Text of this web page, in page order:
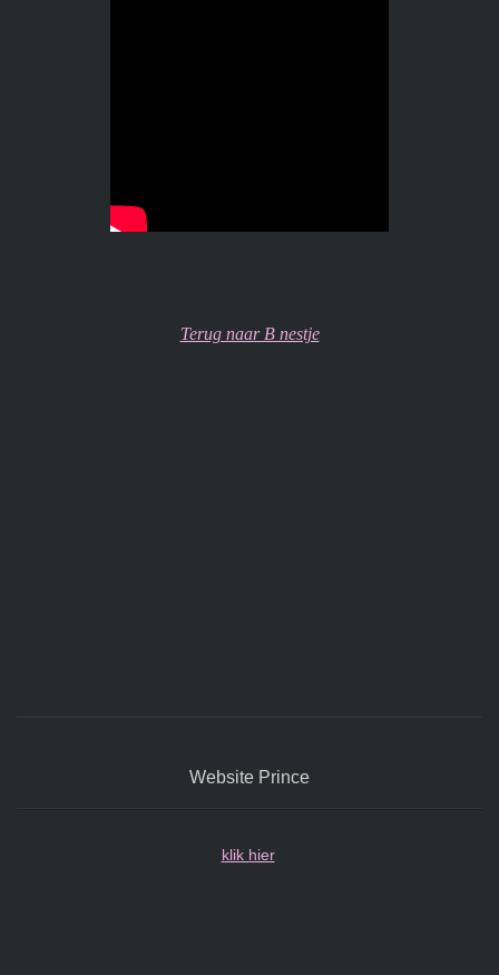
Terug naar B nestje
Website Prince
klik hier